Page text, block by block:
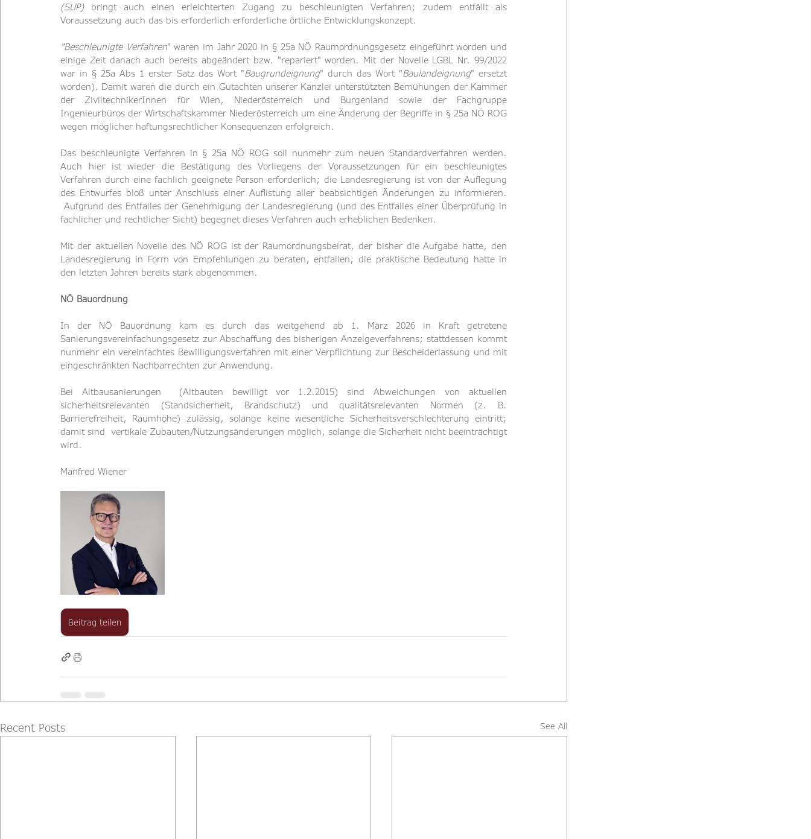
(SUP) bringt auch einen erleichterten Zugang zu beschleunigten Verfahren; zudem entfällt als
Voraussetzung auch das bis erforderlich erforderliche örtliche Entwicklungskonzept.
"Beschleunigte Verfahren" waren im Jahr 2020 in § 25a NÖ Raumordnungsgesetz eingeführt worden und
einige Zeit danach auch bereits abgeändert bzw. "repariert" worden. Mit der Novelle LGBL Nr. 99/2022
war in § 25a Abs 1 erster Satz das Wort "Baugrundeignung" durch das Wort "Baulandeignung" ersetzt
worden). Damit waren die durch ein Gutachten unserer Kanzlei unterstützten Bemühungen der Kammer
der ZiviltechnikerInnen für Wien, Niederösterreich und Burgenland sowie der Fachgruppe
Ingenieurbüros der Wirtschaftskammer Niederösterreich um eine Änderung der Begriffe in § 25a NÖ ROG
wegen möglicher haftungsrechtlicher Konsequenzen erfolgreich.
Das beschleunigte Verfahren in § 25a NÖ ROG soll nunmehr zum neuen Standardverfahren werden.
Auch hier ist wieder die Bestätigung des Vorliegens der Voraussetzungen für ein beschleunigtes
Verfahren durch eine fachlich geeignete Person erforderlich; die Landesregierung ist von der Auflegung
des Entwurfes bloß unter Anschluss einer Auflistung aller beabsichtigen Änderungen zu informieren.
Aufgrund des Entfalles der Genehmigung der Landesregierung (und des Entfalles einer Überprüfung in
fachlicher und rechtlicher Sicht) begegnet dieses Verfahren auch erheblichen Bedenken.
Mit der aktuellen Novelle des NÖ ROG ist der Raumordnungsbeirat, der bisher die Aufgabe hatte, den
Landesregierung in Form von Empfehlungen zu beraten, entfallen; die praktische Bedeutung hatte in
den letzten Jahren bereits stark abgenommen.
NÖ Bauordnung
In der NÖ Bauordnung kam es durch das weitgehend ab 1. März 2026 in Kraft getretene
Sanierungsvereinfachungsgesetz zur Abschaffung des bisherigen Anzeigeverfahrens; stattdessen kommt
nunmehr ein vereinfachtes Bewilligungsverfahren mit einer Verpflichtung zur Bescheiderlassung und mit
eingeschränkten Nachbarrechten zur Anwendung.
Bei Altbausanierungen  (Altbauten bewilligt vor 1.2.2015) sind Abweichungen von aktuellen
sicherheitsrelevanten (Standsicherheit, Brandschutz) und qualitätsrelevanten Normen (z. B.
Barrierefreiheit, Raumhöhe) zulässig, solange keine wesentliche Sicherheitsverschlechterung eintritt;
damit sind  vertikale Zubauten/Nutzungsänderungen möglich, solange die Sicherheit nicht beeinträchtigt
wird.
Manfred Wiener
Beitrag teilen
Recent Posts See All